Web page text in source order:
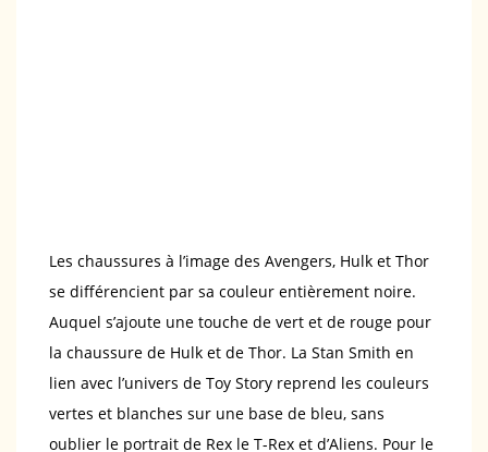
Les chaussures à l’image des Avengers, Hulk et Thor
se différencient par sa couleur entièrement noire.
Auquel s’ajoute une touche de vert et de rouge pour
la chaussure de Hulk et de Thor. La Stan Smith en
lien avec l’univers de Toy Story reprend les couleurs
vertes et blanches sur une base de bleu, sans
oublier le portrait de Rex le T-Rex et d’Aliens. Pour le